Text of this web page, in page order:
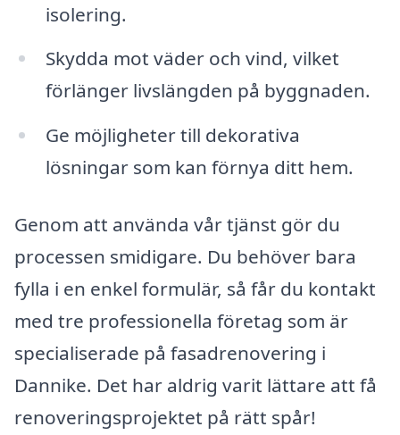
isolering.
Skydda mot väder och vind, vilket
förlänger livslängden på byggnaden.
Ge möjligheter till dekorativa
lösningar som kan förnya ditt hem.
Genom att använda vår tjänst gör du
processen smidigare. Du behöver bara
fylla i en enkel formulär, så får du kontakt
med tre professionella företag som är
specialiserade på fasadrenovering i
Dannike. Det har aldrig varit lättare att få
renoveringsprojektet på rätt spår!